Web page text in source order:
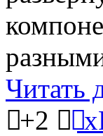
Читать
+2